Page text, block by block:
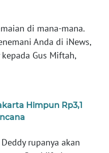
di mana-mana.
Anda di iNews,
Gus Miftah,
Himpun Rp3,1
rupanya akan